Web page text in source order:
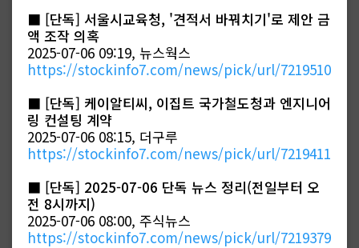
■ [단독] 서울시교육청, '견적서 바꿔치기'로 제안 금
액 조작 의혹
2025-07-06 09:19, 뉴스웍스
https://stockinfo7.com/news/pick/url/7219510
■ [단독] 케이알티씨, 이집트 국가철도청과 엔지니어
링 컨설팅 계약
2025-07-06 08:15, 더구루
https://stockinfo7.com/news/pick/url/7219411
■ [단독] 2025-07-06 단독 뉴스 정리(전일부터 오
전 8시까지)
2025-07-06 08:00, 주식뉴스
https://stockinfo7.com/news/pick/url/7219379